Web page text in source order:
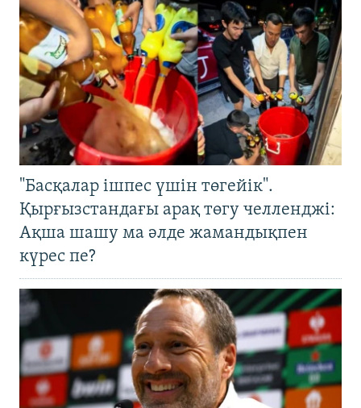
"Басқалар ішпес үшін төгейік".
Қырғызстандағы арақ төгу челленджі:
Ақша шашу ма әлде жамандықпен
күрес пе?